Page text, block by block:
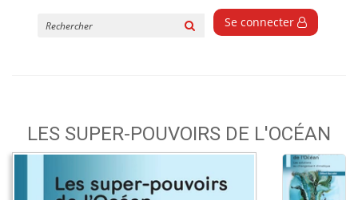
Se connecter
LES SUPER-POUVOIRS DE L'OCÉAN